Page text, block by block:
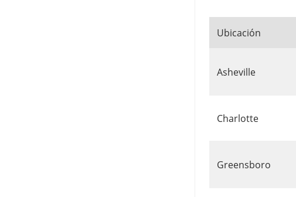
Ubicación
Asheville
Charlotte
Greensboro